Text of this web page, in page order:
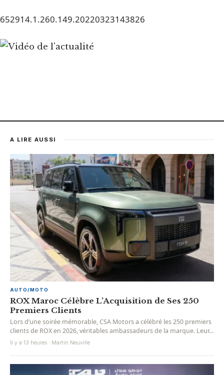
652914.1.260.149.20220323143826
A LIRE AUSSI
AUTO/MOTO
ROX Maroc Célèbre L’Acquisition de Ses 250
Premiers Clients
Lors d’une soirée mémorable, CSA Motors a célébré les 250 premiers
clients de ROX en 2026, véritables ambassadeurs de la marque. Leur...
Il y a 13 heures · Martin Neuville